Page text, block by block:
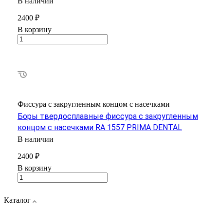
2400 ₽
В корзину
Фиссура с закругленным концом с насечками
Боры твердосплавные фиссура с закругленным
концом с насечками RA 1557 PRIMA DENTAL
В наличии
2400 ₽
В корзину
Каталог